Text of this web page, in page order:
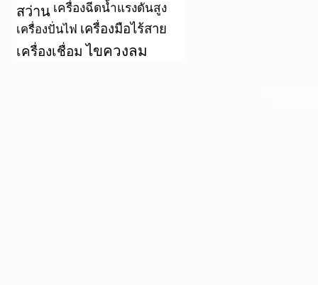
สว่าน เครื่องฉีดน้ำแรงดันสูง
เครื่องปั่นไฟ เครื่องมือไร้สาย
เครื่องเชื่อม ไขควงลม